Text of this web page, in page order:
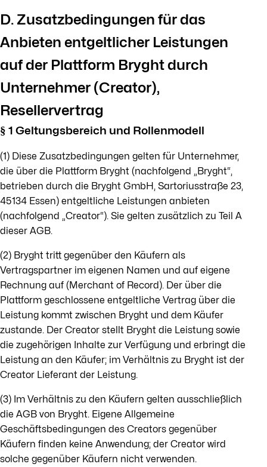
D. Zusatzbedingungen für das
Anbieten entgeltlicher Leistungen
auf der Plattform Bryght durch
Unternehmer (Creator),
Resellervertrag
§ 1 Geltungsbereich und Rollenmodell
(1) Diese Zusatzbedingungen gelten für Unternehmer,
die über die Plattform Bryght (nachfolgend „Bryght“,
betrieben durch die Bryght GmbH, Sartoriusstraße 23,
45134 Essen) entgeltliche Leistungen anbieten
(nachfolgend „Creator“). Sie gelten zusätzlich zu Teil A
dieser AGB.
(2) Bryght tritt gegenüber den Käufern als
Vertragspartner im eigenen Namen und auf eigene
Rechnung auf (Merchant of Record). Der über die
Plattform geschlossene entgeltliche Vertrag über die
Leistung kommt zwischen Bryght und dem Käufer
zustande. Der Creator stellt Bryght die Leistung sowie
die zugehörigen Inhalte zur Verfügung und erbringt die
Leistung an den Käufer; im Verhältnis zu Bryght ist der
Creator Lieferant der Leistung.
(3) Im Verhältnis zu den Käufern gelten ausschließlich
die AGB von Bryght. Eigene Allgemeine
Geschäftsbedingungen des Creators gegenüber
Käufern finden keine Anwendung; der Creator wird
solche gegenüber Käufern nicht verwenden.